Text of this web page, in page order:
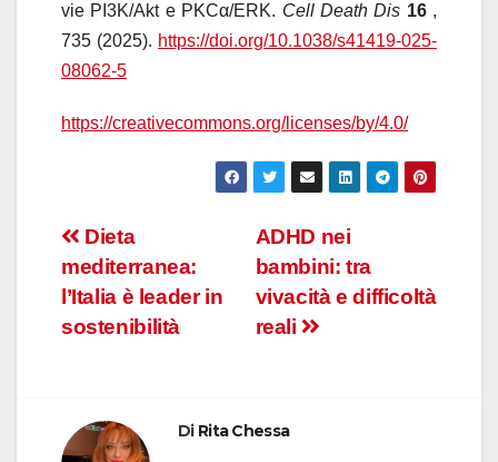
vie PI3K/Akt e PKCα/ERK. Cell Death Dis 16,
735 (2025). https://doi.org/10.1038/s41419-025-
08062-5
https://creativecommons.org/licenses/by/4.0/
Navigazione
articoli
ADHD nei
bambini: tra
vivacità e difficoltà
reali
Dieta
mediterranea:
l’Italia è leader in
sostenibilità
Di Rita Chessa